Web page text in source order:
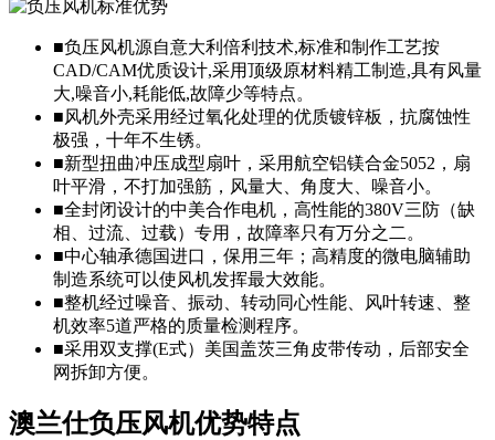
■负压风机源自意大利倍利技术,标准和制作工艺按
CAD/CAM优质设计,采用顶级原材料精工制造,具有风量
大,噪音小,耗能低,故障少等特点。
■风机外壳采用经过氧化处理的优质镀锌板，抗腐蚀性
极强，十年不生锈。
■新型扭曲冲压成型扇叶，采用航空铝镁合金5052，扇
叶平滑，不打加强筋，风量大、角度大、噪音小。
■全封闭设计的中美合作电机，高性能的380V三防（缺
相、过流、过载）专用，故障率只有万分之二。
■中心轴承德国进口，保用三年；高精度的微电脑辅助
制造系统可以使风机发挥最大效能。
■整机经过噪音、振动、转动同心性能、风叶转速、整
机效率5道严格的质量检测程序。
■采用双支撑(E式）美国盖茨三角皮带传动，后部安全
网拆卸方便。
澳兰仕负压风机优势特点